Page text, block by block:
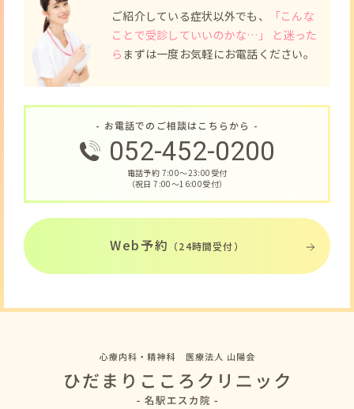
ご紹介している症状以外でも、
「こんな
ことで受診していいのかな…」 と迷った
ら まずは一度お気軽にお電話ください。
- お電話でのご相談はこちらから -
052-452-0200
電話予約 7:00〜23:00受付
（祝日 7:00〜16:00受付）
Web予約 （24時間受付）